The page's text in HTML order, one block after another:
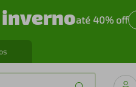
até 40% off